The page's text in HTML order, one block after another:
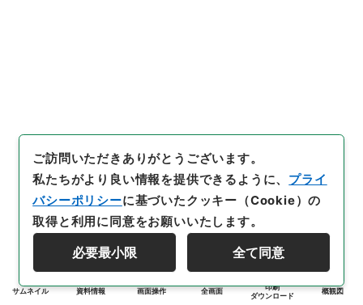
サムネイル 資料情報 画面操作 全画面
印刷
ダウンロード
概観図
ご訪問いただきありがとうございます。
私たちがより良い情報を提供できるように、 プライ
バシーポリシーに基づいたクッキー（Cookie）の
取得と利用に同意をお願いいたします。
必要最小限 全て同意